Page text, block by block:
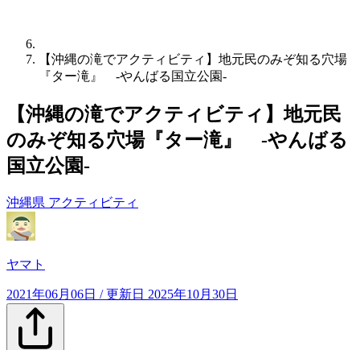
【沖縄の滝でアクティビティ】地元民のみぞ知る穴場
『ター滝』 -やんばる国立公園-
【沖縄の滝でアクティビティ】地元民
のみぞ知る穴場『ター滝』 -やんばる
国立公園-
沖縄県 アクティビティ
ヤマト
2021年06月06日 / 更新日 2025年10月30日